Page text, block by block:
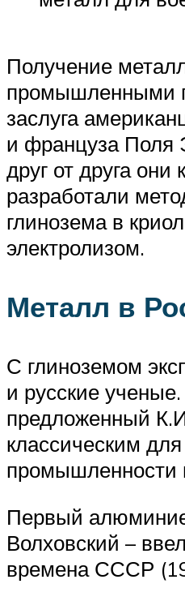
Получение
промышленными
заслуга
и француза Поля
друг от друга они
разработали
глинозема в
электролизом.
Металл в
С глиноземом
и русские
предложенный
классическим
промышленности
Первый
Волховский –
времена СССР